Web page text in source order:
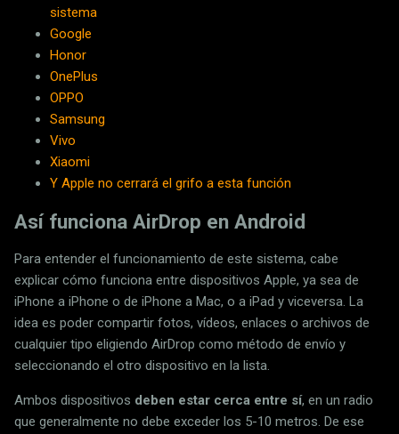
sistema
Google
Honor
OnePlus
OPPO
Samsung
Vivo
Xiaomi
Y Apple no cerrará el grifo a esta función
Así funciona AirDrop en Android
Para entender el funcionamiento de este sistema, cabe
explicar cómo funciona entre dispositivos Apple, ya sea de
iPhone a iPhone o de iPhone a Mac, o a iPad y viceversa. La
idea es poder compartir fotos, vídeos, enlaces o archivos de
cualquier tipo eligiendo AirDrop como método de envío y
seleccionando el otro dispositivo en la lista.
Ambos dispositivos deben estar cerca entre sí, en un radio
que generalmente no debe exceder los 5-10 metros. De ese